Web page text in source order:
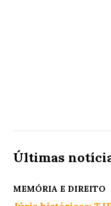
Últimas
MEMÓRIA E DIREITO